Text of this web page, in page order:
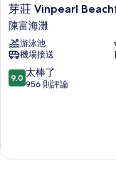
芽
莊
Vinpearl
Beachfront
度
假
村
芽莊 Vinpearl
陳富海灘
游泳池
機場接送
9.0
分，
棒
9.0 太棒了
956 則評論